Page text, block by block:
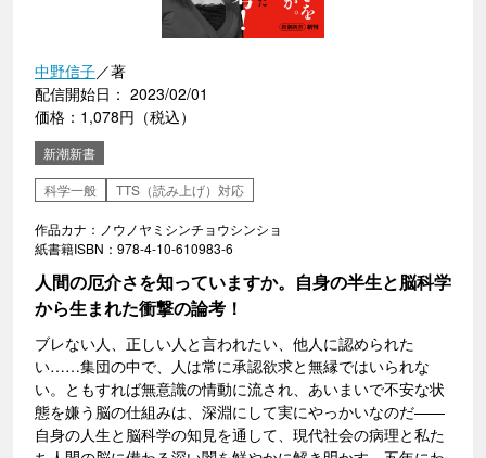
中野信子／著
配信開始日： 2023/02/01
価格：1,078円（税込）
新潮新書
科学一般
TTS（読み上げ）対応
作品カナ：ノウノヤミシンチョウシンショ
紙書籍ISBN：978-4-10-610983-6
人間の厄介さを知っていますか。自身の半生と脳科学
から生まれた衝撃の論考！
ブレない人、正しい人と言われたい、他人に認められた
い……集団の中で、人は常に承認欲求と無縁ではいられな
い。ともすれば無意識の情動に流され、あいまいで不安な状
態を嫌う脳の仕組みは、深淵にして実にやっかいなのだ——
自身の人生と脳科学の知見を通して、現代社会の病理と私た